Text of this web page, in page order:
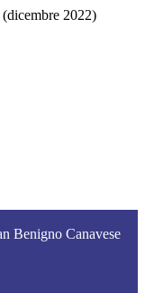
2022)
Benigno Canavese